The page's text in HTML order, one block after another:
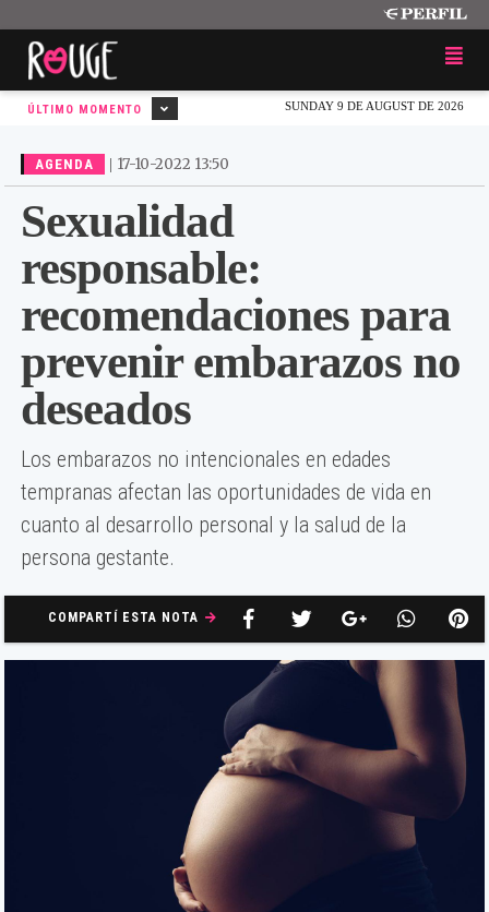
SUNDAY 9 DE AUGUST DE 2026
ÚLTIMO MOMENTO
AGENDA | 17-10-2022 13:50
Sexualidad
responsable:
recomendaciones para
prevenir embarazos no
deseados
Los embarazos no intencionales en edades
tempranas afectan las oportunidades de vida en
cuanto al desarrollo personal y la salud de la
persona gestante.
COMPARTÍ ESTA NOTA